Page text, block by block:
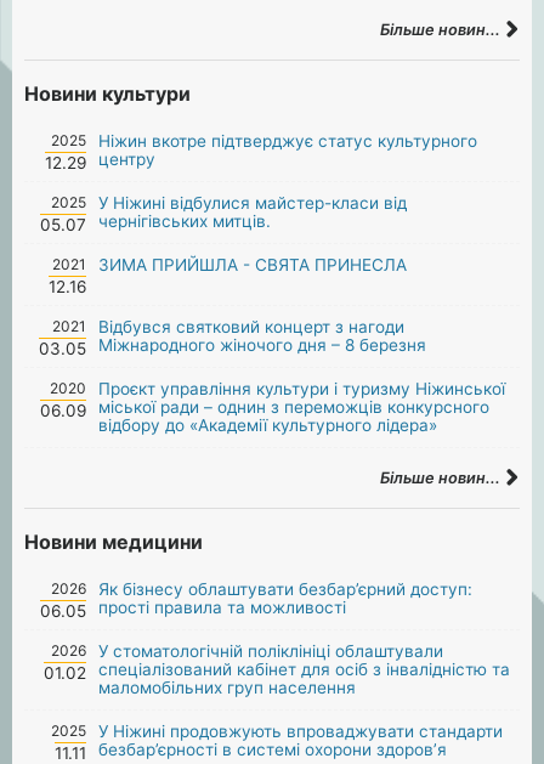
Більше новин...
Новини культури
2025
12.29
Ніжин вкотре підтверджує статус культурного
центру
2025
05.07
У Ніжині відбулися майстер-класи від
чернігівських митців.
2021
12.16
ЗИМА ПРИЙШЛА - СВЯТА ПРИНЕСЛА
2021
03.05
Відбувся святковий концерт з нагоди
Міжнародного жіночого дня – 8 березня
2020
06.09
Проєкт управління культури і туризму Ніжинської
міської ради – однин з переможців конкурсного
відбору до «Академії культурного лідера»
Більше новин...
Новини медицини
2026
06.05
Як бізнесу облаштувати безбар’єрний доступ:
прості правила та можливості
2026
01.02
У стоматологічній поліклініці облаштували
спеціалізований кабінет для осіб з інвалідністю та
маломобільних груп населення
2025
11.11
У Ніжині продовжують впроваджувати стандарти
безбар’єрності в системі охорони здоров’я